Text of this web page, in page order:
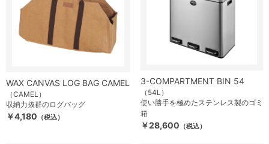
WAX CANVAS LOG BAG CAMEL
（CAMEL）
収納力抜群のログバッグ
￥4,180 （税込）
3-COMPARTMENT BIN 54
（54L）
使い勝手を極めたステンレス製のゴミ
箱
￥28,600 （税込）